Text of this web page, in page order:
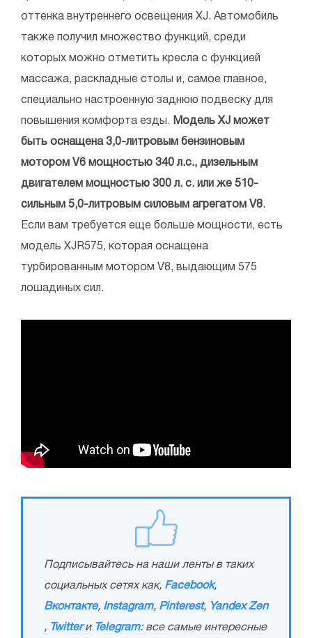
оттенка внутреннего освещения XJ. Автомобиль
также получил множество функций, среди
которых можно отметить кресла с функцией
массажа, раскладные столы и, самое главное,
специально настроенную заднюю подвеску для
повышения комфорта езды. Модель XJ может
быть оснащена 3,0-литровым бензиновым
мотором V6 мощностью 340 л.с., дизельным
двигателем мощностью 300 л. с. или же 510-
сильным 5,0-литровым силовым агрегатом V8.
Если вам требуется еще больше мощности, есть
модель XJR575, которая оснащена
турбированным мотором V8, выдающим 575
лошадиных сил.
Подписывайтесь на наши ленты в таких
социальных сетях как, Facebook,
Вконтакте, Instagram, Pinterest, Yandex Zen
, Twitterи Telegram: все самые интересные